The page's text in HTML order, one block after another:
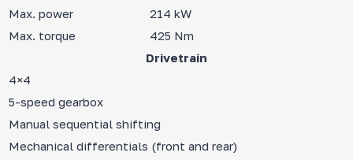
Max. power
214 kW
Max. torque
425 Nm
Drivetrain
4×4
5-speed gearbox
Manual sequential shifting
Mechanical differentials (front and rear)